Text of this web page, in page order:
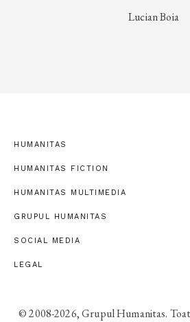
Lucian Boia
HUMANITAS
HUMANITAS FICTION
HUMANITAS MULTIMEDIA
GRUPUL HUMANITAS
SOCIAL MEDIA
LEGAL
© 2008-2026, Grupul Humanitas.